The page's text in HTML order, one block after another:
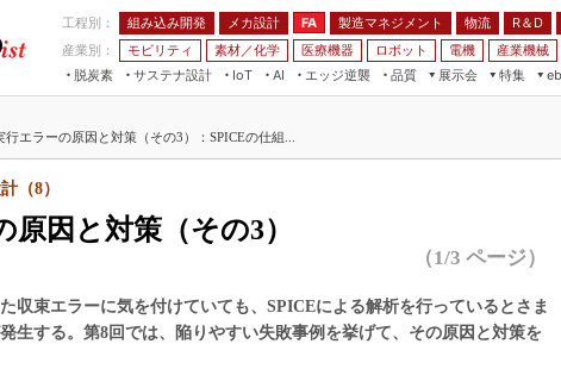
工程別： 組み込み開発 メカ設計 FA 製造マネジメント 物流 R＆D
産業別：
モビリティ 素材／化学 医療機器 ロボット 電機 産業機械
脱炭素
サステナ設計
IoT
ながる工場
ながるサービス
AI
AI×設備保全
エッジ逆襲 品質
展示会
JIMTOF
IIFES
ジャパンモビリティショー
TECHNO-FRONTIER
特集
つながるクルマ
フィールドサービス
組み込み画像技術
行エラーの原因と対策（その3）：SPICEの仕組...
因と対策（その3）
（8）
（1/3 ページ）
収束エラーに気を付けていても、SPICEによる解析を行っているとさま
生する。第8回では、陥りやすい失敗事例を挙げて、その原因と対策を